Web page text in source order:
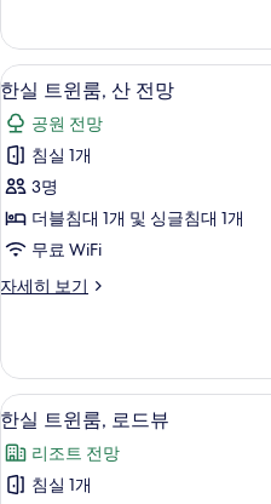
산
전
망
사
진
모
두
보
기
럭
스
트
윈
룸,
산
전
망
자
세
히
보
한
실
트
윈
룸,
산
망
진
모
두
보
기
5
한실 트윈룸, 산 전망
공원 전망
침실 1개
3명
더블침대 1개 및 싱글침대 1개
무료 WiFi
자세히 보기
한
룸,
산
전
자
세
한
실
트
4
한실 트윈룸, 로드뷰
리조트 전망
침실 1개